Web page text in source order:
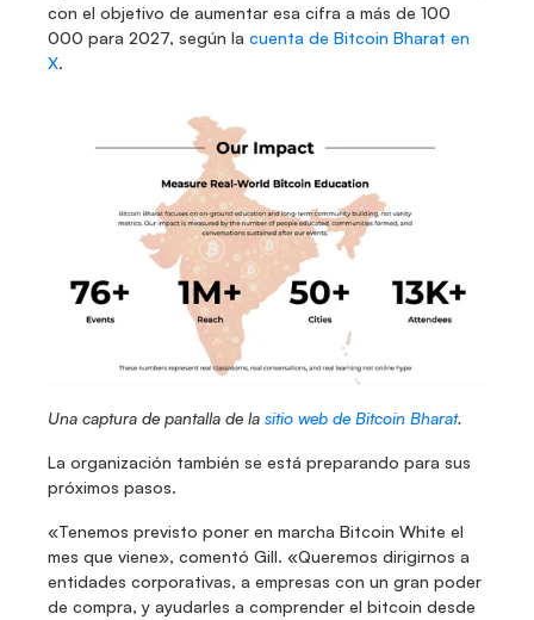
con el objetivo de aumentar esa cifra a más de 100
000 para 2027, según la cuenta de Bitcoin Bharat en
X.
Una captura de pantalla de la sitio web de Bitcoin Bharat.
La organización también se está preparando para sus
próximos pasos.
«Tenemos previsto poner en marcha Bitcoin White el
mes que viene», comentó Gill. «Queremos dirigirnos a
entidades corporativas, a empresas con un gran poder
de compra, y ayudarles a comprender el bitcoin desde